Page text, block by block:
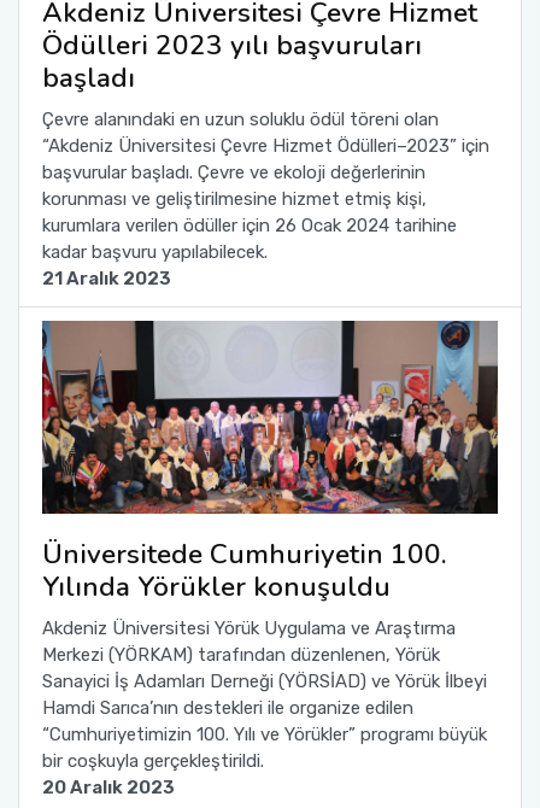
Akdeniz Üniversitesi Çevre Hizmet
Ödülleri 2023 yılı başvuruları
başladı
Çevre alanındaki en uzun soluklu ödül töreni olan
“Akdeniz Üniversitesi Çevre Hizmet Ödülleri–2023” için
başvurular başladı. Çevre ve ekoloji değerlerinin
korunması ve geliştirilmesine hizmet etmiş kişi,
kurumlara verilen ödüller için 26 Ocak 2024 tarihine
kadar başvuru yapılabilecek.
21 Aralık 2023
Üniversitede Cumhuriyetin 100.
Yılında Yörükler konuşuldu
Akdeniz Üniversitesi Yörük Uygulama ve Araştırma
Merkezi (YÖRKAM) tarafından düzenlenen, Yörük
Sanayici İş Adamları Derneği (YÖRSİAD) ve Yörük İlbeyi
Hamdi Sarıca’nın destekleri ile organize edilen
“Cumhuriyetimizin 100. Yılı ve Yörükler” programı büyük
bir coşkuyla gerçekleştirildi.
20 Aralık 2023
2022-2026 Stratejik Planı
Akademik Tören
İlahiyat Fakültesi
Kemer Denizcilik Fakültesi
Kumluca Sağlık Bilimleri Fakültesi
Manavgat Sosyal ve Beşeri Bilimler Fakültesi
Manavgat Turizm Fakültesi
Manavgat Yabancı Diller Fakültesi
Mimarlık Fakültesi
Mühendislik Fakültesi
Sağlık Bilimleri Fakültesi
Serik İşletme Fakültesi
Spor Bilimleri Fakültesi
Su Ürünleri Fakültesi
Sağlık Hizmetleri MYO
Sosyal Bilimler MYO
Teknik Bilimler MYO
Yapı İşleri ve Teknik Daire Başkanlığı
Mezun Bilgi Sistemi
Online Sağlık Hizmetleri Randevu Sistemi
Yönetim Sistemi)
Dış Kaynaklı Proje Takip Sistemi
AB Projeleri
TÜBİTAK Projeleri
Web of Science
SciVal